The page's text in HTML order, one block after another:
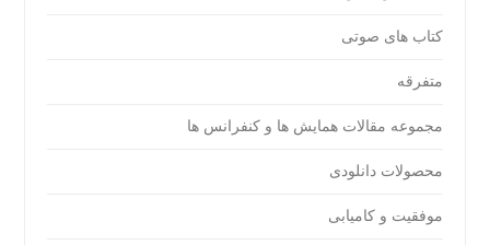
کتاب های صوتی
متفرقه
مجموعه مقالات همایش ها و کنفرانس ها
محصولات دانلودی
موفقیت و کامیابی